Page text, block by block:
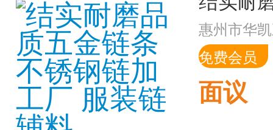
惠州市华
免费会员
面议